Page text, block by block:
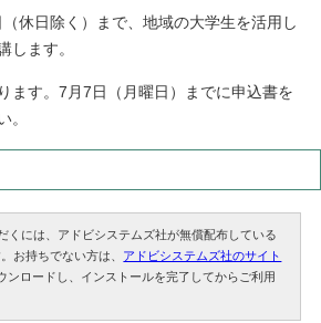
休日除く）まで、地域の大学生を活用し
します。
ます。7月7日（月曜日）までに申込書を
。
くには、アドビシステムズ社が無償配布している
お持ちでない方は、 アドビシステムズ社のサイト
ンロードし、インストールを完了してからご利用